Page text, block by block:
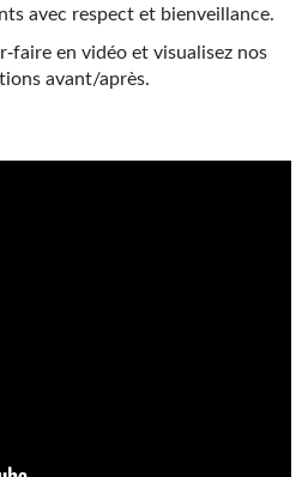
avec respect et bienveillance.
faire en vidéo et visualisez nos
avant/après.